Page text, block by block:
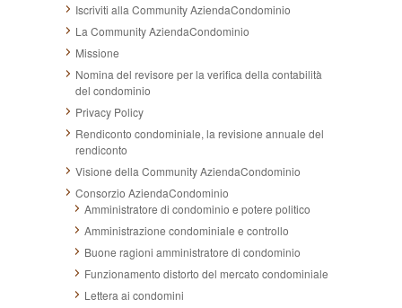
Iscriviti alla Community AziendaCondominio
La Community AziendaCondominio
Missione
Nomina del revisore per la verifica della contabilità
del condominio
Privacy Policy
Rendiconto condominiale, la revisione annuale del
rendiconto
Visione della Community AziendaCondominio
Consorzio AziendaCondominio
Amministratore di condominio e potere politico
Amministrazione condominiale e controllo
Buone ragioni amministratore di condominio
Funzionamento distorto del mercato condominiale
Lettera ai condomini